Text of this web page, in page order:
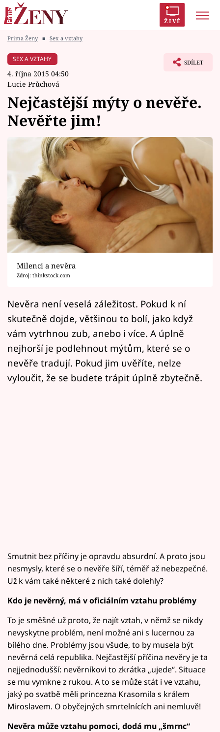
ŽIVĚ
Módní alarm
Témata
Celebrity
Vztahy
Seriály
Horoskopy
Sledujte prima+
Filmový festival Karlovy Vary
Mámy sobě
Přihlášení
Sledujte nás
Prima Ženy ■ Sex a vztahy
SEX A VZTAHY
4. října 2015 04:50
Lucie Průchová
SDÍLET
Nejčastější mýty o nevěře.
Nevěřte jim!
Milenci a nevěra
Zdroj: thinkstock.com
Nevěra není veselá záležitost. Pokud k ní
skutečně dojde, většinou to bolí, jako když
vám vytrhnou zub, anebo i více. A úplně
nejhorší je podlehnout mýtům, které se o
nevěře tradují. Pokud jim uvěříte, nelze
vyloučit, že se budete trápit úplně zbytečně.
Smutnit bez příčiny je opravdu absurdní. A proto jsou
nesmysly, které se o nevěře šíří, téměř až nebezpečné.
Už k vám také některé z nich také dolehly?
Kdo je nevěrný, má v oficiálním vztahu problémy
To je směšné už proto, že najít vztah, v němž se nikdy
nevyskytne problém, není možné ani s lucernou za
bílého dne. Problémy jsou všude, to by musela být
nevěrná celá republika. Nejčastější příčina nevěry je ta
nejjednodušší: nevěrníkovi to zkrátka „ujede“. Situace
se mu vymkne z rukou. A to se může stát i ve vztahu,
jaký po svatbě měli princezna Krasomila s králem
Miroslavem. O obyčejných smrtelnících ani nemluvě!
Nevěra může vztahu pomoci, dodá mu „šmrnc“